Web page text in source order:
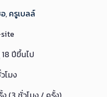
, ครูเบลล์
18 ปีขึ้นไป
โมง